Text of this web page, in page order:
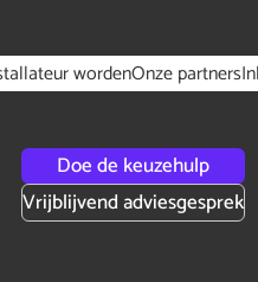
wordenOnze partners
Doe de keuzehulp
Vrijblijvend adviesgesprek